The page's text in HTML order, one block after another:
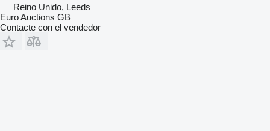
Reino Unido, Leeds
Euro Auctions GB
Contacte con el vendedor